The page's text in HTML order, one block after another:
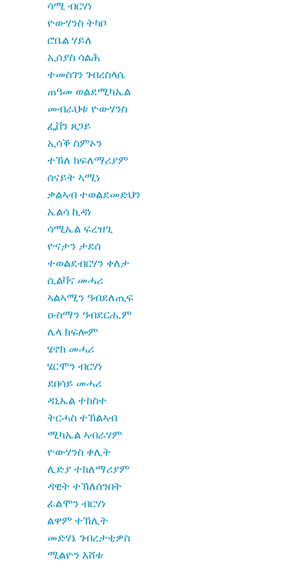
ሳሚ ብርሃነ
ዮውሃንስ ትካቦ
ሮቤል ሃይለ
ኢሰያስ ሳልሕ
ተመስገን ገብረስላሴ
ጠዓመ ወልደሚካኤል
መብራህቱ ዮውሃንስ
ፌቨን ጸጋይ
ኢሳቕ ስምኦን
ተኽለ ክፍለማሪያም
ሰናይት ኣሚነ
ቃልኣብ ተወልደመድህን
ኤልሳ ኪዳነ
ሳሚኤል ፍረዝጊ
ዮናታን ታደሰ
ተወልደብርሃን ቀለታ
ሲልቫና መሓሪ
ኣልኣሚን ዓብደለጢፍ
ዑስማን ዓብደርሒም
ሌላ ክፍሎም
ሄኖክ መሓሪ
ሄርሞን ብርሃነ
ደበሳይ መሓሪ
ዳኒኤል ተከስተ
ትርሓስ ተኽልኣብ
ሚካኤል ኣብራሃም
ዮውሃንስ ቀሊት
ሊድያ ተክለማሪያም
ዳዊት ተኽለሰንበት
ፊልሞን ብርሃነ
ልዋም ተኽሊት
መድሃኔ ገብረታቲዎስ
ሚልዮን እሸቱ